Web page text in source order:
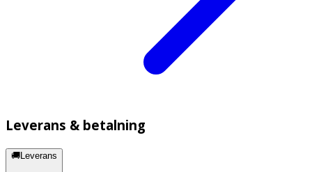
Leverans & betalning
🚚Leverans